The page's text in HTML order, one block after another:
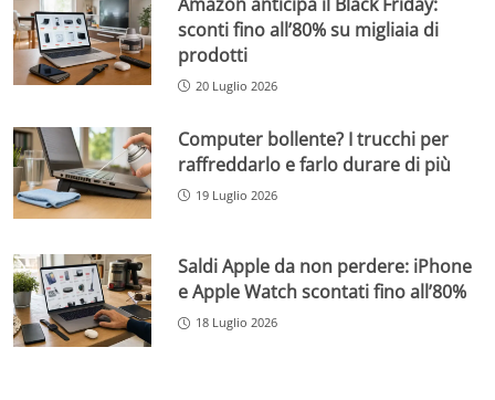
sconti fino all’80% su migliaia di
prodotti
20 Luglio 2026
Computer bollente? I trucchi per
raffreddarlo e farlo durare di più
19 Luglio 2026
Saldi Apple da non perdere: iPhone
e Apple Watch scontati fino all’80%
18 Luglio 2026